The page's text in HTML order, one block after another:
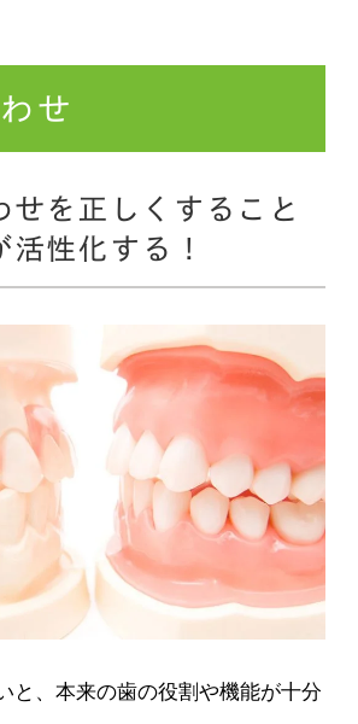
せ
せを正しくすること
活性化する！
と、本来の歯の役割や機能が十分